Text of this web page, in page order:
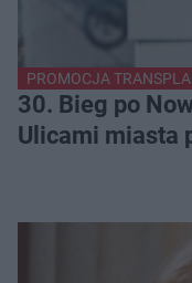
PROMOCJA
30. Bieg po
Ulicami miasta